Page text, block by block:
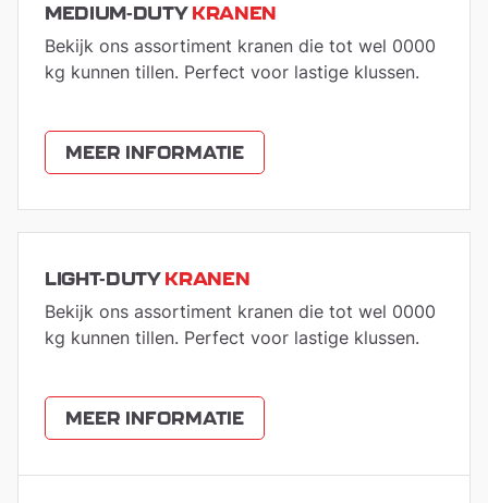
MEDIUM-DUTY KRANEN
Bekijk ons assortiment kranen die tot wel 0000
kg kunnen tillen. Perfect voor lastige klussen.
MEER INFORMATIE
LIGHT-DUTY KRANEN
Bekijk ons assortiment kranen die tot wel 0000
kg kunnen tillen. Perfect voor lastige klussen.
MEER INFORMATIE